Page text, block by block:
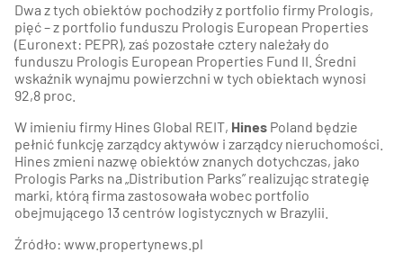
Dwa z tych obiektów pochodziły z portfolio firmy Prologis,
pięć – z portfolio funduszu Prologis European Properties
(Euronext: PEPR), zaś pozostałe cztery należały do
funduszu Prologis European Properties Fund II. Średni
wskaźnik wynajmu powierzchni w tych obiektach wynosi
92,8 proc.
W imieniu firmy Hines Global REIT, Hines Poland będzie
pełnić funkcję zarządcy aktywów i zarządcy nieruchomości.
Hines zmieni nazwę obiektów znanych dotychczas, jako
Prologis Parks na „Distribution Parks” realizując strategię
marki, którą firma zastosowała wobec portfolio
obejmującego 13 centrów logistycznych w Brazylii.
Źródło: www.propertynews.pl